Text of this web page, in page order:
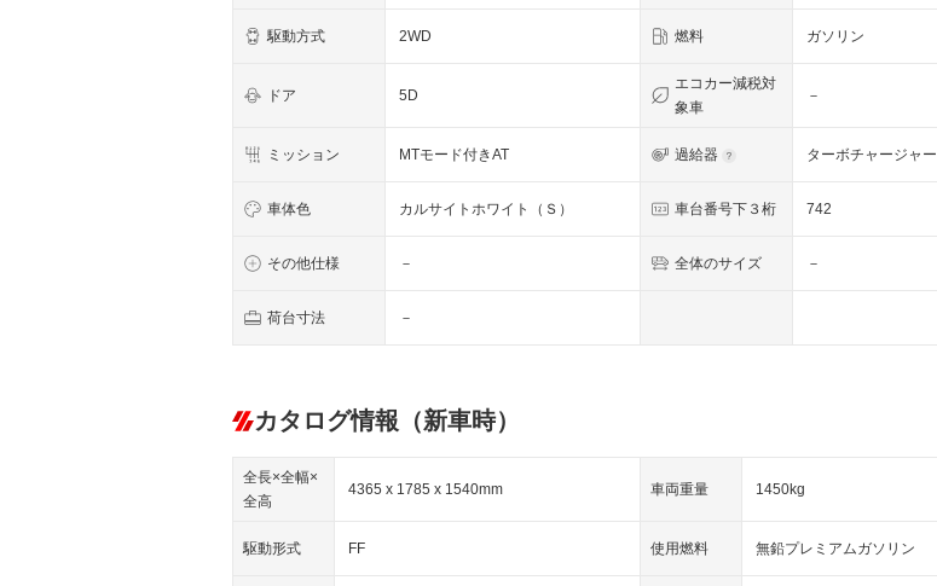
駆動方式 2WD 燃料 ガソリン
ドア 5D
エコカー減税対
象車
－
ミッション MTモード付きAT 過給器 ターボチャージャー
車体色 カルサイトホワイト（Ｓ） 車台番号下３桁 742
その他仕様 － 全体のサイズ －
荷台寸法 －
カタログ情報（新車時）
全長×全幅×
全高
4365 x 1785 x 1540mm 車両重量 1450kg
駆動形式 FF 使用燃料 無鉛プレミアムガソリン